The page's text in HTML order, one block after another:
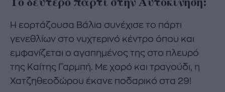
Η εορτάζουσα Βάλια συνέχισε το πάρτι
γενεθλίων στο νυχτερινό κέντρο όπου και
εμφανίζεται ο αγαπημένος της στο πλευρό
της Καίτης Γαρμπή. Με χορό και τραγούδι, η
Χατζηθεοδώρου έκανε ποδαρικό στα 29!